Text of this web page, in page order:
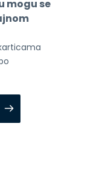
mogu se